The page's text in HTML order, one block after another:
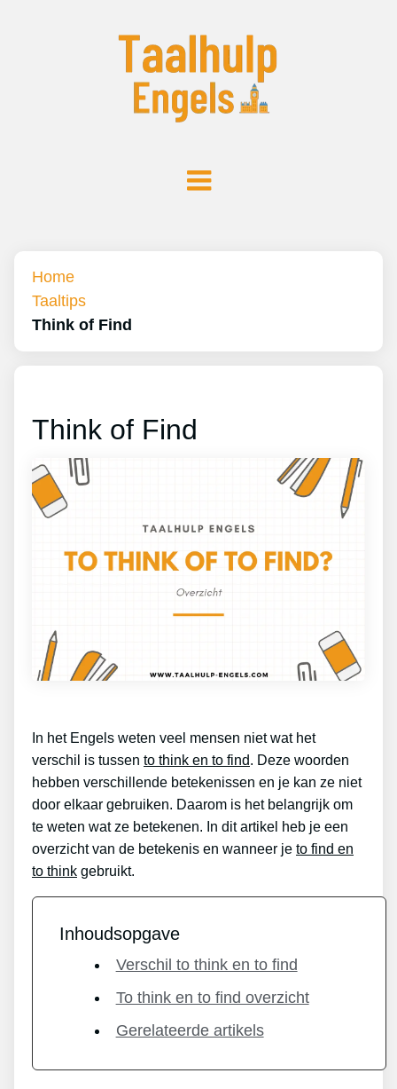
Home
Taaltips
Think of Find
Think of Find
In het Engels weten veel mensen niet wat het
verschil is tussen to think en to find. Deze woorden
hebben verschillende betekenissen en je kan ze niet
door elkaar gebruiken. Daarom is het belangrijk om
te weten wat ze betekenen. In dit artikel heb je een
overzicht van de betekenis en wanneer je to find en
to think gebruikt.
Inhoudsopgave
Verschil to think en to find
To think en to find overzicht
Gerelateerde artikels